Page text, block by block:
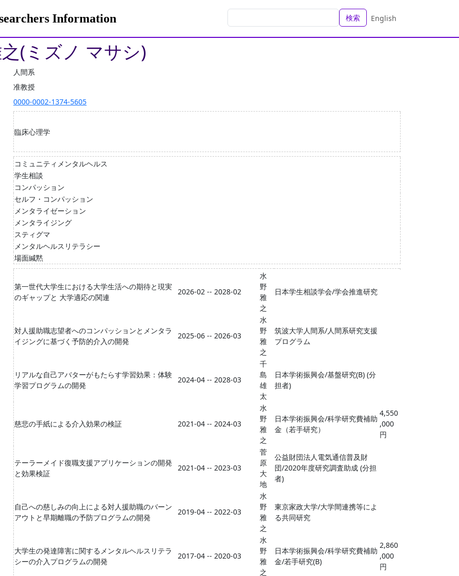
Information 検索 English
(ミズノ マサシ)
人間系
准教授
0000-0002-1374-5605
臨床心理学
コミュニティメンタルヘルス
学生相談
コンパッション
セルフ・コンパッション
メンタライゼーション
メンタライジング
スティグマ
メンタルヘルスリテラシー
場面緘黙
第一世代大学生における大学生活への期待と現実
のギャップと 大学適応の関連
2026-02 -- 2028-02
水
野
雅
之
日本学生相談学会/学会推進研究
対人援助職志望者へのコンパッションとメンタラ
イジングに基づく予防的介入の開発
2025-06 -- 2026-03
水
野
雅
之
筑波大学人間系/人間系研究支援
プログラム
リアルな自己アバターがもたらす学習効果：体験
学習プログラムの開発
2024-04 -- 2028-03
千
島
雄
太
日本学術振興会/基盤研究(B) (分
担者)
慈悲の手紙による介入効果の検証 2021-04 -- 2024-03
水
野
雅
之
日本学術振興会/科学研究費補助
金（若手研究）
4,550
,000
円
テーラーメイド復職支援アプリケーションの開発
と効果検証
2021-04 -- 2023-03
菅
原
大
地
公益財団法人電気通信普及財
団/2020年度研究調査助成 (分担
者)
自己への慈しみの向上による対人援助職のバーン
アウトと早期離職の予防プログラムの開発
2019-04 -- 2022-03
水
野
雅
之
東京家政大学/大学間連携等によ
る共同研究
大学生の発達障害に関するメンタルヘルスリテラ
シーの介入プログラムの開発
2017-04 -- 2020-03
水
野
雅
之
日本学術振興会/科学研究費補助
金/若手研究(B)
2,860
,000
円